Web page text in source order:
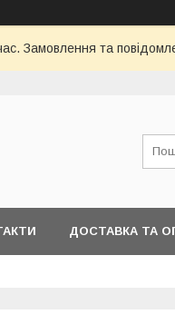
Замовлення та
ДОСТАВКА ТА